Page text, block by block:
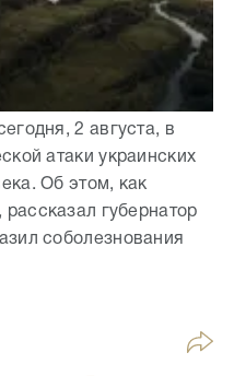
2 августа, в
атаки украинских
Об этом, как
губернатор
соболезнования